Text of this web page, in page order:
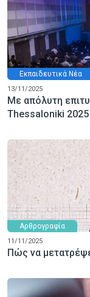
Εκπαιδευτικά Νέα
13/11/2025
Με απόλυτη
Thessaloniki 2025
Αρθρογραφία
11/11/2025
Πώς να